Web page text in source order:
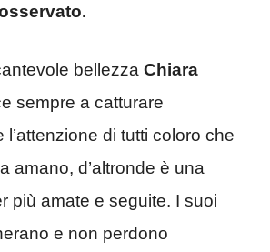
bellezza Chiara
sempre a catturare
l’attenzione di tutti coloro che
amano, d’altronde è una
più amate e seguite. I suoi
e non perdono